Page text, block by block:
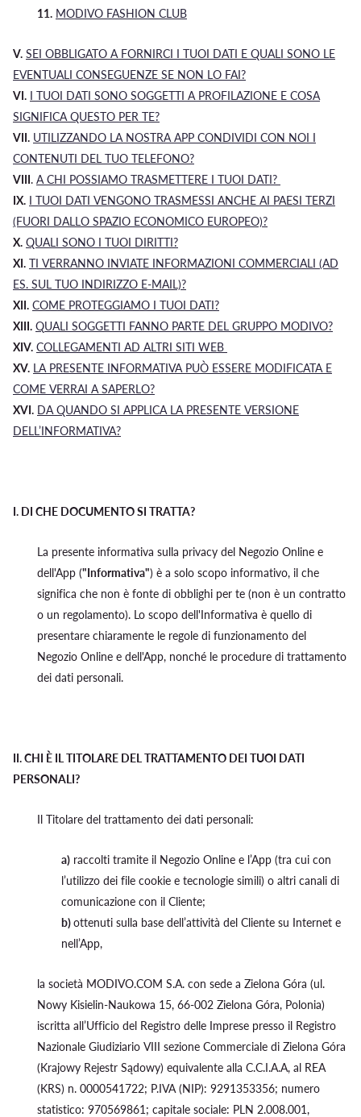
11. MODIVO FASHION CLUB
V. SEI OBBLIGATO A FORNIRCI I TUOI DATI E QUALI SONO LE
EVENTUALI CONSEGUENZE SE NON LO FAI?
VI. I TUOI DATI SONO SOGGETTI A PROFILAZIONE E COSA
SIGNIFICA QUESTO PER TE?
VII. UTILIZZANDO LA NOSTRA APP CONDIVIDI CON NOI I
CONTENUTI DEL TUO TELEFONO?
VIII. A CHI POSSIAMO TRASMETTERE I TUOI DATI?
IX. I TUOI DATI VENGONO TRASMESSI ANCHE AI PAESI TERZI
(FUORI DALLO SPAZIO ECONOMICO EUROPEO)?
X. QUALI SONO I TUOI DIRITTI?
XI. TI VERRANNO INVIATE INFORMAZIONI COMMERCIALI (AD
ES. SUL TUO INDIRIZZO E-MAIL)?
XII. COME PROTEGGIAMO I TUOI DATI?
XIII. QUALI SOGGETTI FANNO PARTE DEL GRUPPO MODIVO?
XIV. COLLEGAMENTI AD ALTRI SITI WEB
XV. LA PRESENTE INFORMATIVA PUÒ ESSERE MODIFICATA E
COME VERRAI A SAPERLO?
XVI. DA QUANDO SI APPLICA LA PRESENTE VERSIONE
DELL’INFORMATIVA?
I. DI CHE DOCUMENTO SI TRATTA?
La presente informativa sulla privacy del Negozio Online e
dell'App ("Informativa") è a solo scopo informativo, il che
significa che non è fonte di obblighi per te (non è un contratto
o un regolamento). Lo scopo dell'Informativa è quello di
presentare chiaramente le regole di funzionamento del
Negozio Online e dell'App, nonché le procedure di trattamento
dei dati personali.
II.CHI È IL TITOLARE DEL TRATTAMENTO DEI TUOI DATI
PERSONALI?
Il Titolare del trattamento dei dati personali:
a) raccolti tramite il Negozio Online e l’App (tra cui con
l’utilizzo dei file cookie e tecnologie simili) o altri canali di
comunicazione con il Cliente;
b)ottenuti sulla base dell’attività del Cliente su Internet e
nell’App,
la società MODIVO.COM S.A. con sede a Zielona Góra (ul.
Nowy Kisielin-Naukowa 15, 66-002 Zielona Góra, Polonia)
iscritta all’Ufficio del Registro delle Imprese presso il Registro
Nazionale Giudiziario VIII sezione Commerciale di Zielona Góra
(Krajowy Rejestr Sądowy) equivalente alla C.C.I.A.A, al REA
(KRS) n. 0000541722; P.IVA (NIP): 9291353356; numero
statistico: 970569861; capitale sociale: PLN 2.008.001,